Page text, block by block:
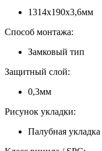
1314х190х3,6мм
Способ монтажа:
Замковый тип
Защитный слой:
0,3мм
Рисунок укладки:
Палубная укладка